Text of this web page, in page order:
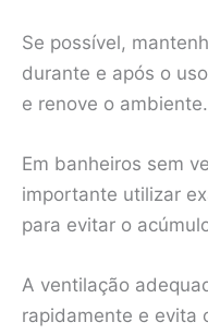
Se possível,
durante e após o
e renove o ambiente.
Em banheiros sem
importante utilizar
para evitar o
A ventilação
rapidamente e evita